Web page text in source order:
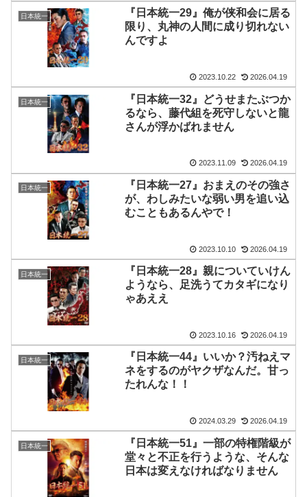
日本統一
『日本統一29』俺が侠和会に居る
限り、丸神の人間に成り切れない
んですよ
2023.10.22 2026.04.19
日本統一
『日本統一32』どうせまたぶつか
るなら、藤代組を死守しないと龍
さんが浮かばれません
2023.11.09 2026.04.19
日本統一
『日本統一27』おまえのその強さ
が、わしみたいな弱い男を追い込
むこともあるんやで！
2023.10.10 2026.04.19
日本統一
『日本統一28』親についていけん
ようなら、足洗うてカタギになり
ゃあええ
2023.10.16 2026.04.19
日本統一
『日本統一44』いいか？汚ねえマ
ネをするのがヤクザなんだ。甘っ
たれんな！！
2024.03.29 2026.04.19
日本統一
『日本統一51』一部の特権階級が
堂々と不正を行うような、そんな
日本は変えなければなりません